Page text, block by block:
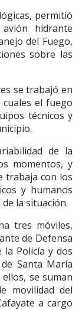
permitió
hidrante
del Fuego,
sobre las
se trabajó en
el fuego
técnicos y
de la
momentos, y
trabaja con los
y humanos
la situación.
tres móviles,
de Defensa
la Policía y dos
Santa María
se suman
movilidad del
a cargo